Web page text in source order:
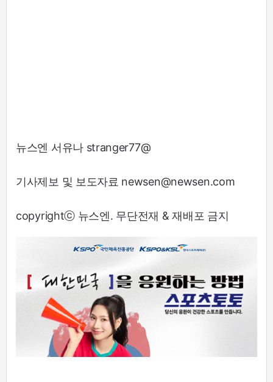
뉴스엔 서유나 stranger77@
기사제보 및 보도자료 newsen@newsen.com
copyrightⓒ 뉴스엔. 무단전재 & 재배포 금지